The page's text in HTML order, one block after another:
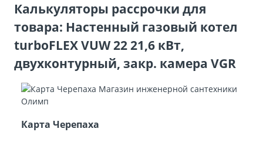
Калькуляторы рассрочки для
товара: Настенный газовый котел
turboFLEX VUW 22 21,6 кВт,
двухконтурный, закр. камера VGR
Карта Черепаха